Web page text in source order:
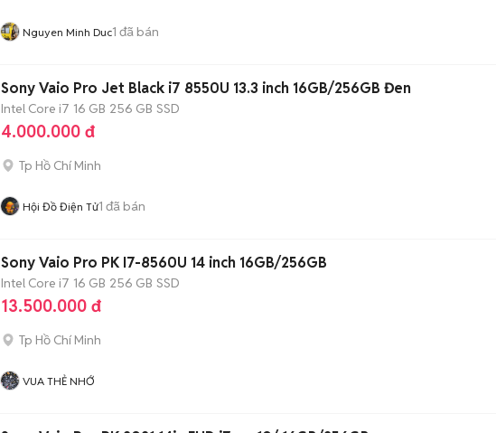
Nguyen Minh Duc1 đã bán
Sony Vaio Pro Jet Black i7 8550U 13.3 inch 16GB/256GB Đen
Intel Core i7 16 GB 256 GB SSD
4.000.000 đ
Tp Hồ Chí Minh
Hội Đồ Điện Tử1 đã bán
Sony Vaio Pro PK I7-8560U 14 inch 16GB/256GB
Intel Core i7 16 GB 256 GB SSD
13.500.000 đ
Tp Hồ Chí Minh
VUA THẺ NHỚ